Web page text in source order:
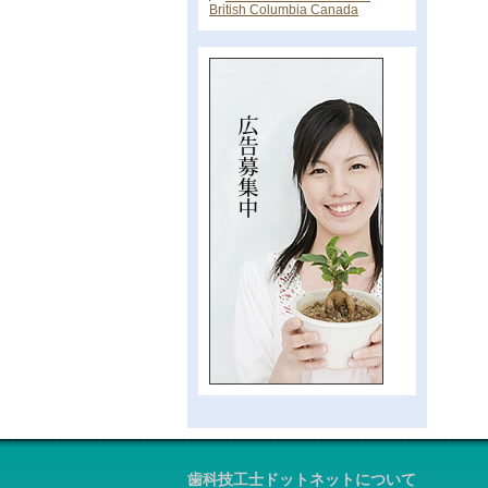
British Columbia Canada
歯科技工士ドットネットについて